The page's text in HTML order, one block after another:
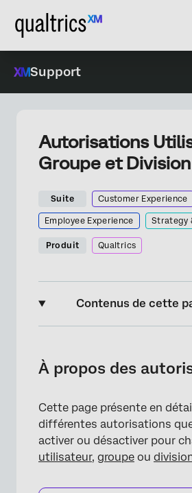
Support
Autorisations
Groupe et Division
Suite Customer Experience
Employee Experience Strategy
Produit Qualtrics
Contenus de cette
Activer les autorisations de
avancées
Autorisations générales
Autorisation d'enquête
Permissions relatives à
À propos des
Cette page présente en
différentes autorisations
activer ou désactiver pour
utilisateur, groupe ou